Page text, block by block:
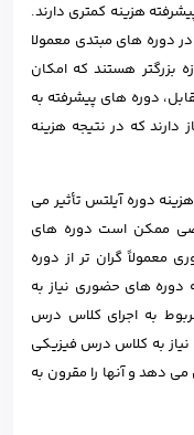
هزینه کمتری دارند.
دوره های مبتدی معمولا
بزرگتر هستند که امکان
دوره های پیشرفته به
که در نتیجه هزینه
دوره آیلتس تأثیر می
ممکن است دوره های
معمولاً گران تر از دوره
دوره های حضوری نیاز به
به اجرای کلاس درس
نیاز به کلاس درس فیزیکی
دهد و آنها را مقرون به